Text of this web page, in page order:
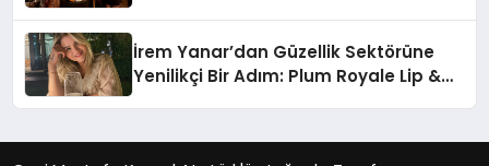
İrem Yanar’dan Güzellik Sektörüne
Yenilikçi Bir Adım: Plum Royale Lip &